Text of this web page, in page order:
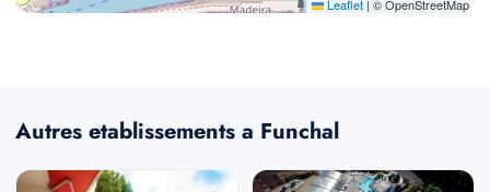
Leaflet | © OpenStreetMap
Autres etablissements a Funchal